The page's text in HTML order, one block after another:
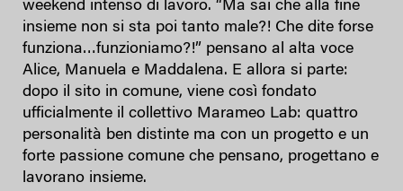
weekend intenso di lavoro. “Ma sai che alla fine
insieme non si sta poi tanto male?! Che dite forse
funziona…funzioniamo?!” pensano al alta voce
Alice, Manuela e Maddalena. E allora si parte:
dopo il sito in comune, viene così fondato
ufficialmente il collettivo Marameo Lab: quattro
personalità ben distinte ma con un progetto e un
forte passione comune che pensano, progettano e
lavorano insieme.